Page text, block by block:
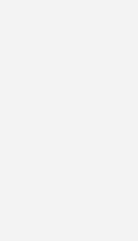
die Zugänglichkeit
ein ästhetisches Design
in der Raumgestaltung.
und Strom